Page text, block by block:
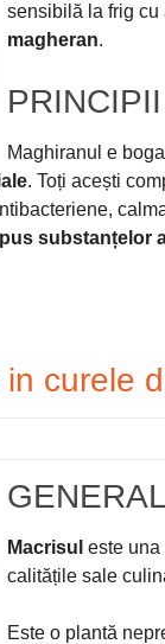
sensibilă la frig cu
magheran.
Maghiranul e
. Toți acești
substanțelor
curele
Macrisul este
calitățile sale
Este o plantă